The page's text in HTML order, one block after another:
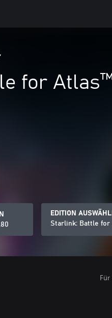
for
EDITION
Starlink: Battle for